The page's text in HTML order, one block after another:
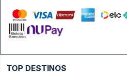
TOP DESTINOS